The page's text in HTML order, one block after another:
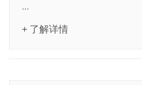
...
+ 了解详情